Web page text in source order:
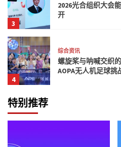
3
2026光合组织大会
开
4
综合资讯
螺旋桨与呐喊交织
AOPA无人机足球挑
特别推荐